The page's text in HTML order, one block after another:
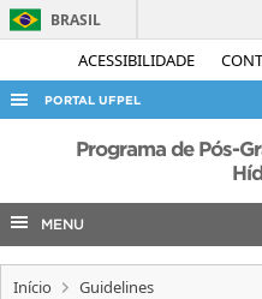
ACESSIBILIDADE
BRASIL
PORTAL UFPEL
ACESSO À INFORMAÇÃO
COBALTO
CONCURSOS
Programa de Pós-
MENU
Início Guidelines